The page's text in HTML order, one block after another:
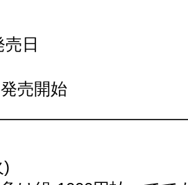
日
売開始
)